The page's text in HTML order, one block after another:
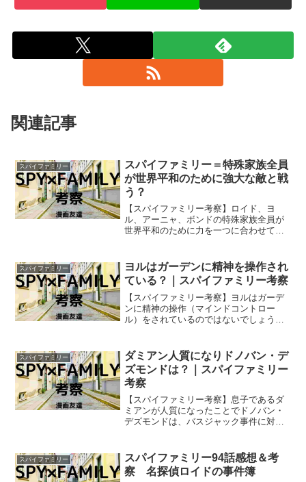
関連記事
スパイファミリー
スパイファミリー＝特殊家族全員
が世界平和のために強大な敵と戦
う？
【スパイファミリー考察】ロイド、ヨ
ル、アーニャ、ボンドの特殊家族全員が
世界平和のために力を一つに合わせて強
は考えられないでしょうか？
スパイファミリー
ヨルはガーデンに精神を操作され
ている？｜スパイファミリー考察
【スパイファミリー考察】ヨルはガーデ
ンに精神の操作（マインドコントロー
ル）をされているのではないでしょう
すが、それはガーデンに精神を操作され
た結果なのではないでしょうか？
スパイファミリー
ダミアン人質になりドノバン・デ
ズモンドは？｜スパイファミリー
考察
【スパイファミリー考察】息子であるダ
ミアンが人質になったことでドノバン・
デズモンドは、バスジャック事件に対し
ドノバン・デズモンドは特に動きはとっ
ていないのでしょうか？
スパイファミリー
スパイファミリー94話感想＆考
察 名探偵ロイドの事件簿